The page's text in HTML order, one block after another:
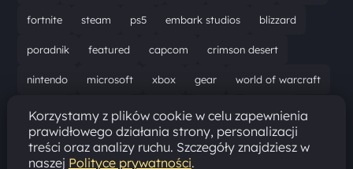
fortnite steam ps5 embark studios blizzard
poradnik featured capcom crimson desert
nintendo microsoft xbox gear world of warcraft
solucja marathon ubisoft bungie recenzja
resident evil requiem gaming aktualizacja pc
Korzystamy z plików cookie w celu zapewnienia
prawidłowego działania strony, personalizacji
treści oraz analizy ruchu. Szczegóły znajdziesz w
naszej Polityce prywatności.